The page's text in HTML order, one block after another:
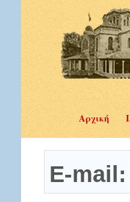
Αρχική
E-mail: